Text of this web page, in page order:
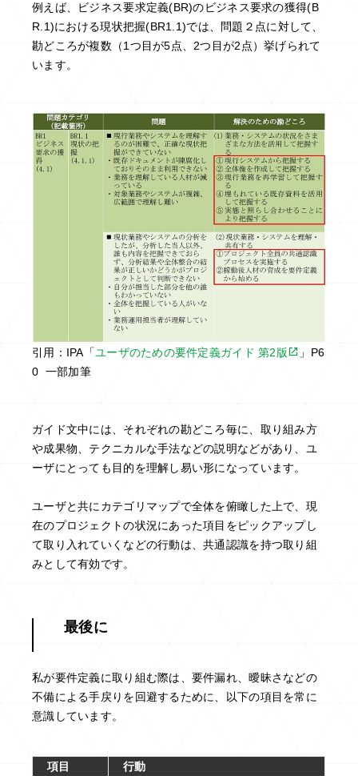
例えば、ビジネス要求定義(BR)のビジネス要求の獲得(B
R.1)における現状把握(BR1.1)では、問題２点に対して、
勘どころが複数（1つ目が5点、2つ目が2点）挙げられて
います。
引用：IPA「ユーザのための要件定義ガイド 第2版
」P6
0 一部加筆
ガイド文中には、それぞれの勘どころ毎に、取り組み方
や成果物、テクニカルな手法などの説明などがあり、ユ
ーザにとっても目的を理解し易い形になっています。
ユーザと共にカテゴリマップで全体を俯瞰した上で、現
在のプロジェクトの状況にあった項目をピックアップし
て取り入れていくなどの行動は、共通認識を持つ取り組
みとして有効です。
最後に
私が要件定義に取り組む際は、要件漏れ、曖昧さなどの
不備による手戻りを回避するために、以下の項目を常に
意識しています。
項目 行動